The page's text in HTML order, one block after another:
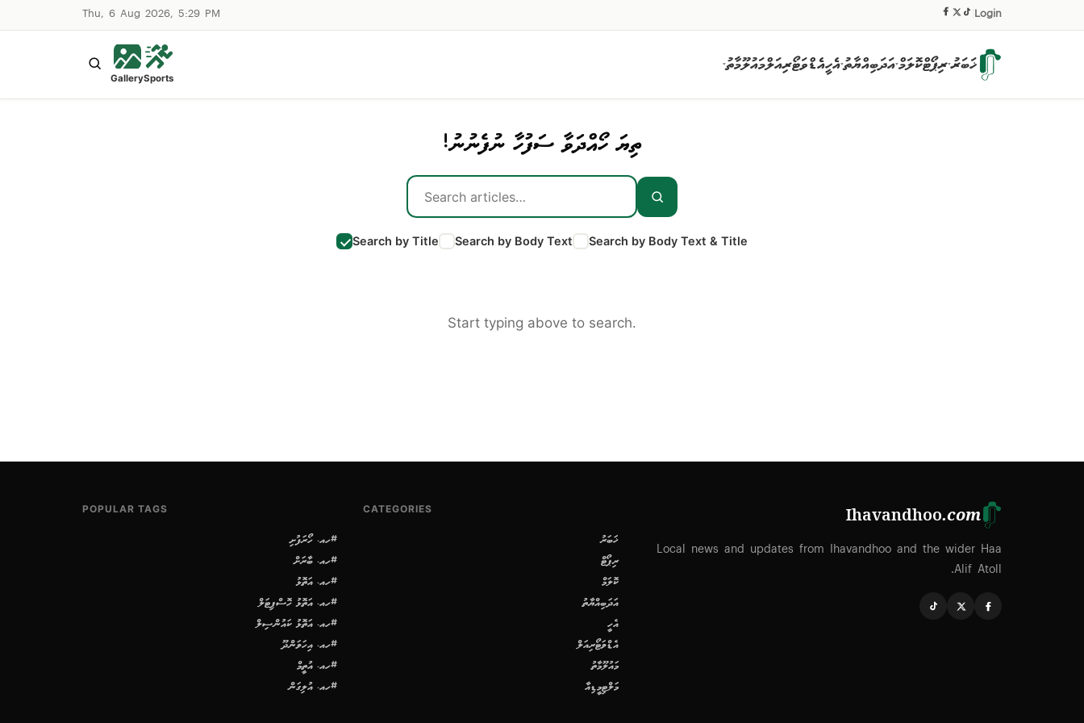
Thu, 6 Aug 2026, 5:29 PM Login
ޚަބަރު▾ރިޕޯޓްކޮލަމް▾އަދަބިއްޔާތު▾އެހީއެޑްވަޓޯރިއަލްމައުލޫމާތު▾
Sports
Gallery
ތިޔަ ހޯއްދަވާ ސަފުހާ ނުފެނުނު!
Search by Title Search by Body Text Search by Body Text & Title
Start typing above to search.
Ihavandhoo.com
Local news and updates from Ihavandhoo and the wider Haa
Alif Atoll.
CATEGORIES
ޚަބަރު
ރިޕޯޓް
ކޮލަމް
އަދަބިއްޔާތު
އެހީ
އެޑްވަޓޯރިއަލް
މައުލޫމާތު
މަލްޓިމީޑިއާ
POPULAR TAGS
#ހއ. ހޯރަފުށި
#ހއ. ބާރަށް
#ހއ. އަތޮޅު
#ހއ. އަތޮޅު ހޮސްޕިޓަލް
#ހއ. އަތޮޅު ކައުންސިލް
#ހއ. އިހަވަންދޫ
#ހއ. އުތީމް
#ހއ. އުލިގަން